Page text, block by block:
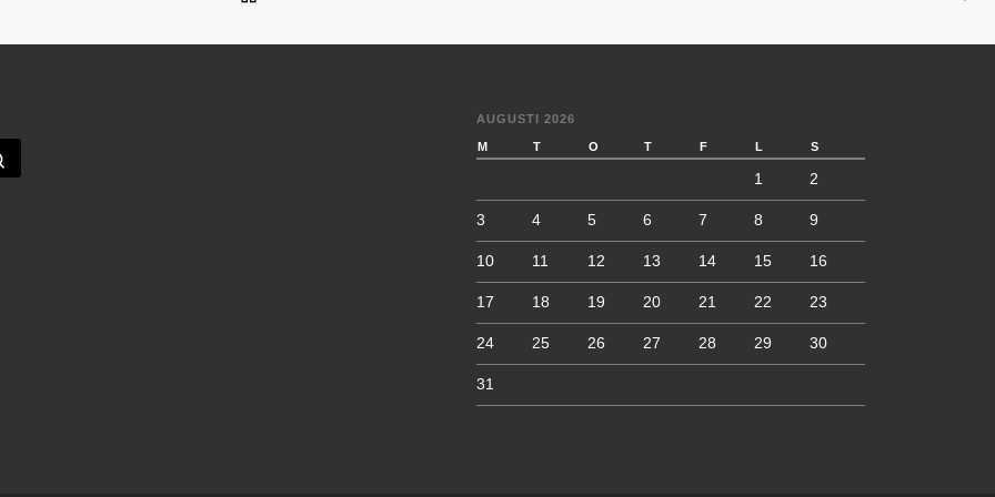
AUGUSTI 2026
M T O T F L S
1 2
3 4 5 6 7 8 9
10 11 12 13 14 15 16
17 18 19 20 21 22 23
24 25 26 27 28 29 30
31